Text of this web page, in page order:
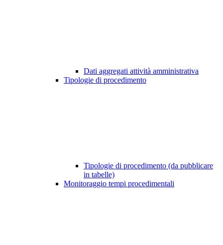
Dati aggregati attività amministrativa
Tipologie di procedimento
Tipologie di procedimento (da pubblicare
in tabelle)
Monitoraggio tempi procedimentali